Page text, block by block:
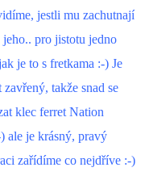
jestli mu zachutnají
pro jistotu jedno
je to s fretkama :-) Je
takže snad se
klec ferret Nation
ale je krásný, pravý
zařídíme co nejdříve :-)